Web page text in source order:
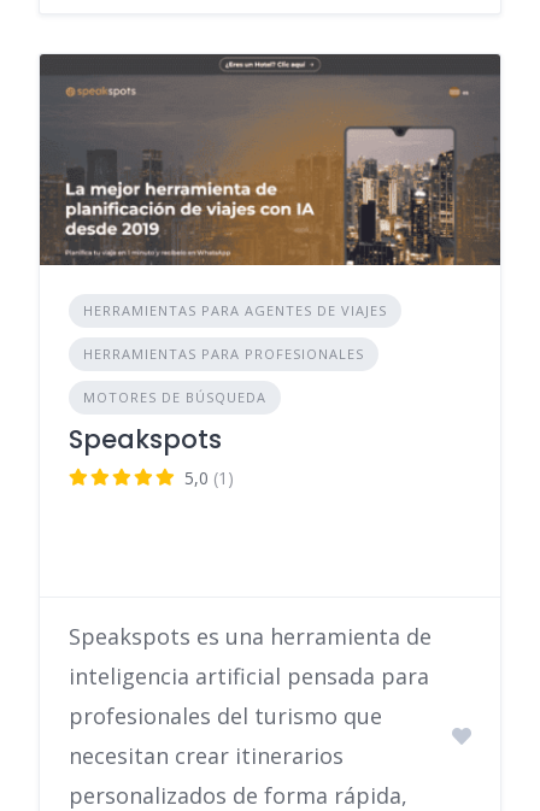
HERRAMIENTAS PARA AGENTES DE VIAJES
HERRAMIENTAS PARA PROFESIONALES
MOTORES DE BÚSQUEDA
Speakspots
5,0 (1)
Speakspots es una herramienta de
inteligencia artificial pensada para
profesionales del turismo que
necesitan crear itinerarios
personalizados de forma rápida,